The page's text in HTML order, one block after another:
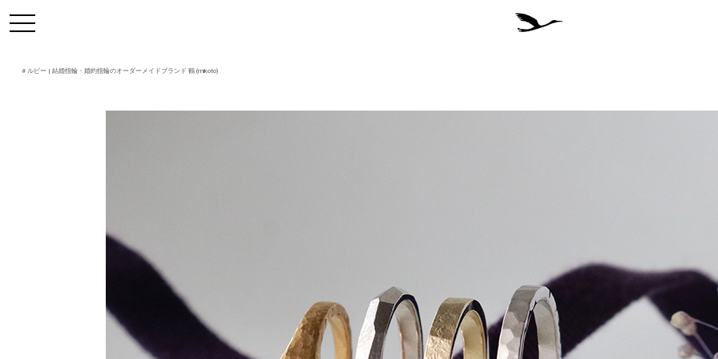
# ルビー | 結婚指輪・婚約指輪のオーダーメイドブランド 鶴 (mikoto)
toggle
navigation